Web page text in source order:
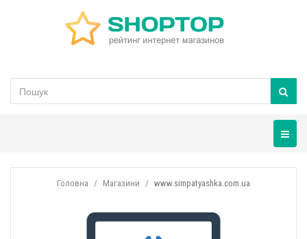
Головна Магазини www.simpatyashka.com.ua